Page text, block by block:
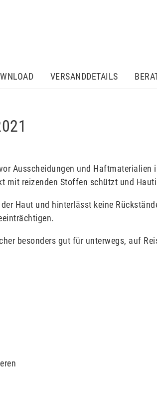
VERSANDDETAILS
Ausscheidungen und Haftmaterialien
reizenden Stoffen schützt und
Haut und hinterlässt keine
besonders gut für unterwegs, auf